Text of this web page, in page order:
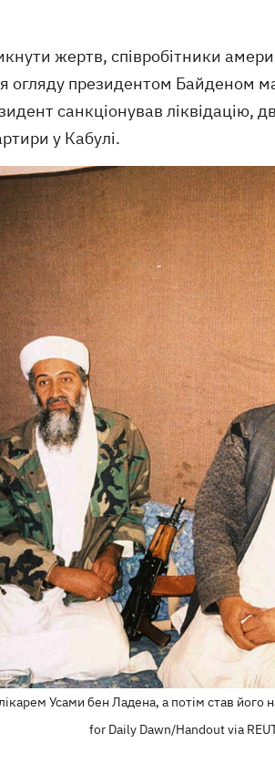
жертв, співробітники
огляду президентом Байденом
санкціонував ліквідацію,
у Кабулі.
Усами бен Ладена, а потім став
for Daily Dawn/Handout via